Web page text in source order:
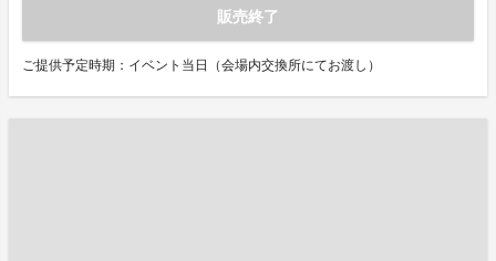
販売終了
ご提供予定時期：イベント当日（会場内交換所にてお渡し）